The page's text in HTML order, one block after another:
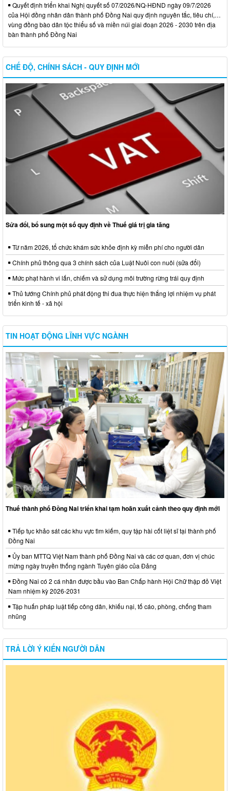
Quyết định triển khai Nghị quyết số 07/2026/NQ-HĐND ngày 09/7/2026
của Hội đồng nhân dân thành phố Đồng Nai quy định nguyên tắc, tiêu chí,…
vùng đồng bào dân tộc thiểu số và miền núi giai đoạn 2026 - 2030 trên địa
bàn thành phố Đồng Nai
CHẾ ĐỘ, CHÍNH SÁCH - QUY ĐỊNH MỚI
Sửa đổi, bổ sung một số quy định về Thuế giá trị gia tăng
Từ năm 2026, tổ chức khám sức khỏe định kỳ miễn phí cho người dân
Chính phủ thông qua 3 chính sách của Luật Nuôi con nuôi (sửa đổi)
Mức phạt hành vi lấn, chiếm và sử dụng môi trường rừng trái quy định
Thủ tướng Chính phủ phát động thi đua thực hiện thắng lợi nhiệm vụ phát
triển kinh tế - xã hội
TIN HOẠT ĐỘNG LĨNH VỰC NGÀNH
Thuế thành phố Đồng Nai triển khai tạm hoãn xuất cảnh theo quy định mới
Tiếp tục khảo sát các khu vực tìm kiếm, quy tập hài cốt liệt sĩ tại thành phố
Đồng Nai
Ủy ban MTTQ Việt Nam thành phố Đồng Nai và các cơ quan, đơn vị chúc
mừng ngày truyền thống ngành Tuyên giáo của Đảng
Đồng Nai có 2 cá nhân được bầu vào Ban Chấp hành Hội Chữ thập đỏ Việt
Nam nhiệm kỳ 2026-2031
Tập huấn pháp luật tiếp công dân, khiếu nại, tố cáo, phòng, chống tham
nhũng
TRẢ LỜI Ý KIẾN NGƯỜI DÂN